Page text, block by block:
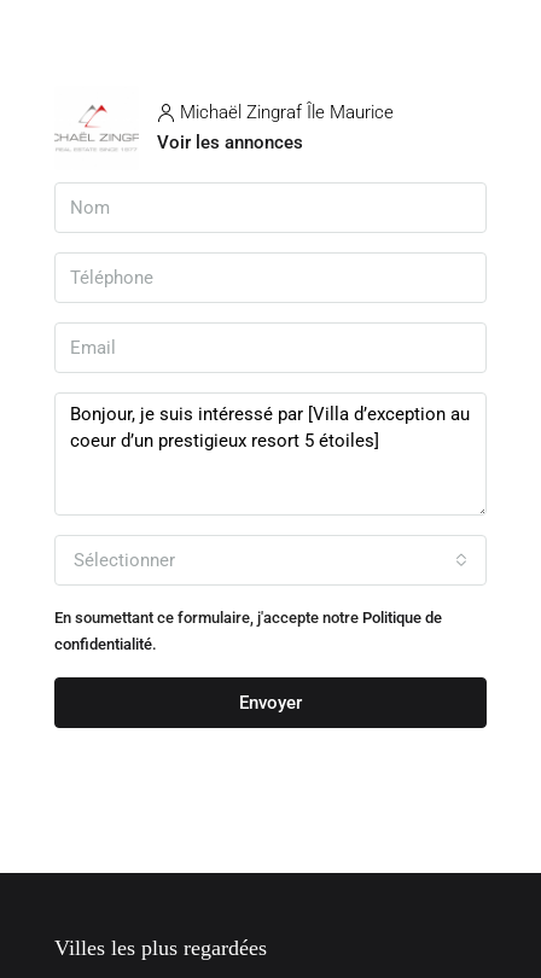
Michaël Zingraf Île Maurice
Voir les annonces
Sélectionner
En soumettant ce formulaire, j'accepte notre Politique de
confidentialité.
Envoyer
Villes les plus regardées